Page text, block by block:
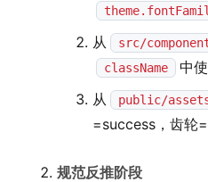
从
src/
className
中
从
public/
=success，齿轮
规范反推阶段